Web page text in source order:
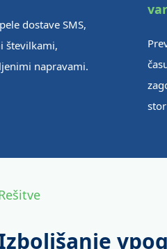
dostave SMS,
številkami,
napravami.